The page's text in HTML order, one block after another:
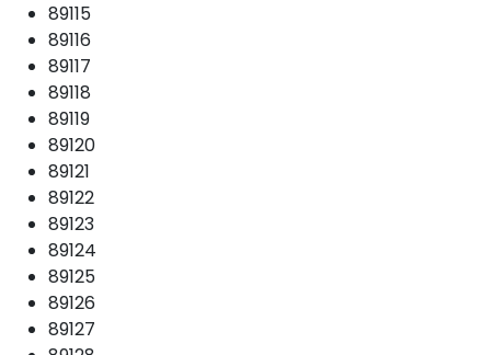
89115
89116
89117
89118
89119
89120
89121
89122
89123
89124
89125
89126
89127